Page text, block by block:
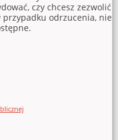
czy chcesz zezwolić
przypadku odrzucenia, nie